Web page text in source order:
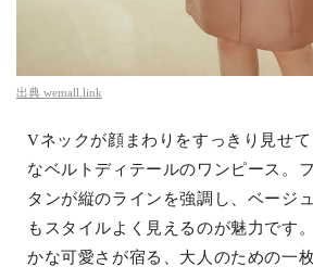
出典 wemall.link
Vネックが顔まわりをすっきり見せ
なベルトディテールのワンピース。
タンが縦のラインを強調し、ベージ
もスタイルよく見えるのが魅力です
かな可愛さが宿る、大人のための一枚